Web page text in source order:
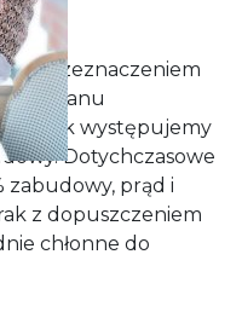
z przeznaczeniem
bez planu
działek występujemy
Dotychczasowe
zabudowy, prąd i
z dopuszczeniem
chłonne do